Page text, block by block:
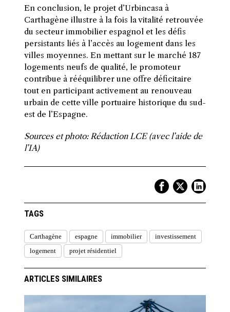
En conclusion, le projet d’Urbincasa à
Carthagène illustre à la fois la vitalité retrouvée
du secteur immobilier espagnol et les défis
persistants liés à l’accès au logement dans les
villes moyennes. En mettant sur le marché 187
logements neufs de qualité, le promoteur
contribue à rééquilibrer une offre déficitaire
tout en participant activement au renouveau
urbain de cette ville portuaire historique du sud-
est de l’Espagne.
Sources et photo: Rédaction LCE (avec l’aide de
l’IA)
TAGS
Carthagène espagne immobilier
investissement
logement
projet résidentiel
ARTICLES SIMILAIRES